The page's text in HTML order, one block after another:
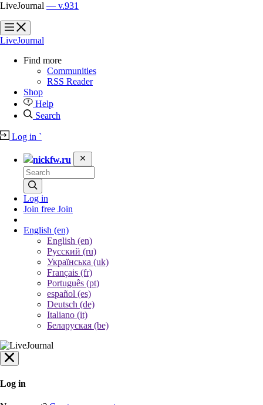
LiveJournal — v.931
?
?
LiveJournal
Find more
Communities
RSS Reader
Shop
Help
Search
Log in `
nickfw.ru
Log in
Join free Join
English (en)
English (en)
Русский (ru)
Українська (uk)
Français (fr)
Português (pt)
español (es)
Deutsch (de)
Italiano (it)
Беларуская (be)
Log in